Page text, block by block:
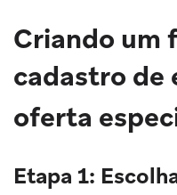
Criando um
cadastro de
oferta
Etapa 1: